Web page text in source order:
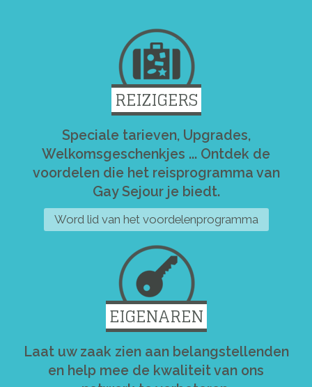
REIZIGERS
Speciale tarieven, Upgrades,
Welkomsgeschenkjes ... Ontdek de
voordelen die het reisprogramma van
Gay Sejour je biedt.
Word lid van het voordelenprogramma
EIGENAREN
Laat uw zaak zien aan belangstellenden
en help mee de kwaliteit van ons